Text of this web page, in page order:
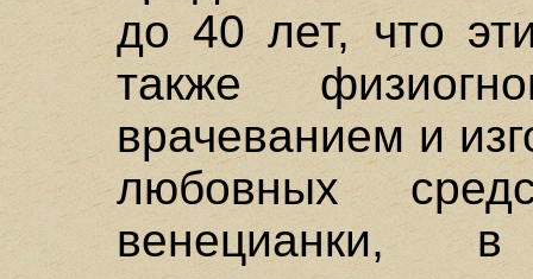
до 40 лет, что
также
врачеванием и
любовных
венецианки,